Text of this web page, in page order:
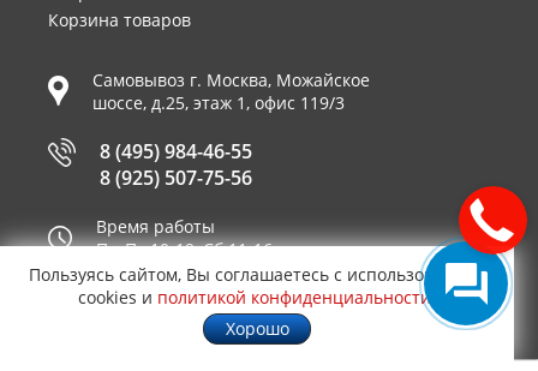
Корзина товаров
Самовывоз г. Москва, Можайское
шоссе, д.25, этаж 1, офис 119/3
8 (495) 984-46-55
8 (925) 507-75-56
Время работы
Пн-Пт 10-19, Сб 11-16
Принимаем к оплате
Пользуясь сайтом, Вы соглашаетесь с использованием
cookies и политикой конфиденциальности
Хорошо